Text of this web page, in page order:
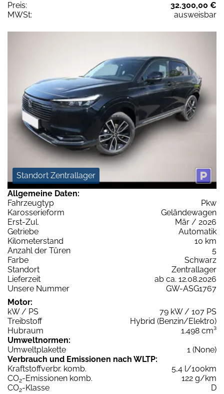
Preis:
32.300,00 €
MWSt:
ausweisbar
Standort Zentrallager
Allgemeine Daten:
Fahrzeugtyp
Pkw
Karosserieform
Geländewagen
Erst-Zul.
Mär / 2026
Getriebe
Automatik
Kilometerstand
10 km
Anzahl der Türen
5
Farbe
Schwarz
Standort
Zentrallager
Lieferzeit
ab ca. 12.08.2026
Unsere Nummer
GW-ASG1767
Motor:
kW / PS
79 kW / 107 PS
Treibstoff
Hybrid (Benzin/Elektro)
Hubraum
1.498 cm³
Umweltnormen:
Umweltplakette
1 (None)
Verbrauch und Emissionen nach WLTP:
Kraftstoffverbr. komb.
5,4 l/100km
CO2-Emissionen komb.
122 g/km
CO2-Klasse
D